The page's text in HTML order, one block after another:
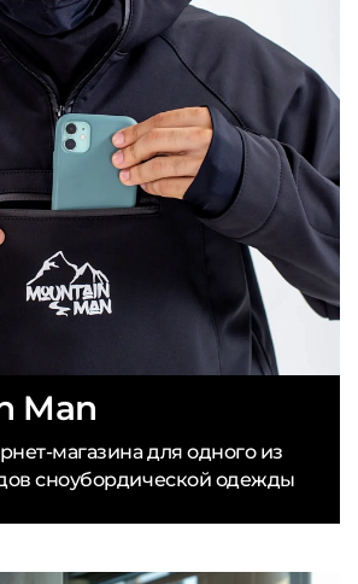
Man
магазина для одного из
сноубордической одежды